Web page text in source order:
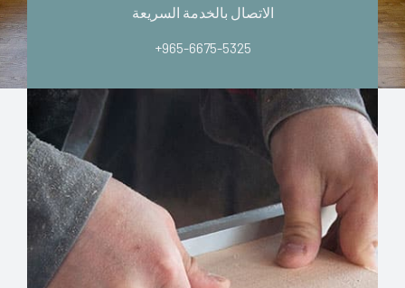
الاتصال بالخدمة السريعة
+965-6675-5325